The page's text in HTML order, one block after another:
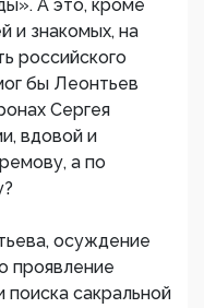
А это, кроме
и знакомых, на
российского
бы Леонтьев
Сергея
вдовой и
а по
осуждение
проявление
поиска сакральной